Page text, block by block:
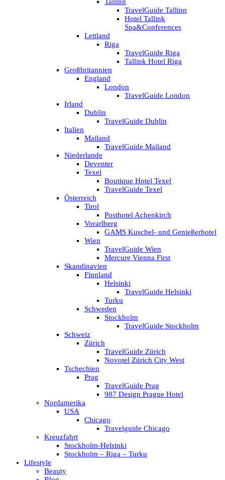
TravelGuide Tallinn
Hotel Tallink
Spa&Conferences
Lettland
Riga
TravelGuide Riga
Tallink Hotel Riga
Großbritannien
England
London
TravelGuide London
Irland
Dublin
TravelGuide Dublin
Italien
Mailand
TravelGuide Mailand
Niederlande
Deventer
Texel
Boutique Hotel Texel
TravelGuide Texel
Österreich
Tirol
Posthotel Achenkirch
Vorarlberg
GAMS Kuschel- und Genießerhotel
Wien
TravelGuide Wien
Mercure Vienna First
Skandinavien
Finnland
Helsinki
TravelGuide Helsinki
Turku
Schweden
Stockholm
TravelGuide Stockholm
Schweiz
Zürich
TravelGuide Zürich
Novotel Zürich City West
Tschechien
Prag
TravelGuide Prag
987 Design Prague Hotel
Nordamerika
USA
Chicago
Travelguide Chicago
Kreuzfahrt
Stockholm-Helsinki
Stockholm – Riga – Turku
Lifestyle
Beauty